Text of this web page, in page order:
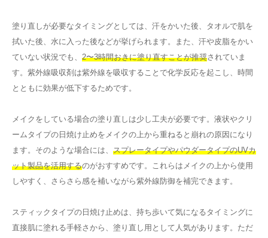
塗り直しが必要なタイミングとしては、汗をかいた後、タオルで肌を
拭いた後、水に入った後などが挙げられます。また、汗や皮脂をかい
ていない状況でも、 2〜3時間おきに塗り直すことが推奨されていま
す。紫外線吸収剤は紫外線を吸収することで化学反応を起こし、時間
とともに効果が低下するためです。
メイクをしている場合の塗り直しは少し工夫が必要です。液状やクリ
ームタイプの日焼け止めをメイクの上から重ねると崩れの原因になり
ます。そのような場合には、 スプレータイプやパウダータイプのUVカ
ット製品を活用するのがおすすめです。これらはメイクの上から使用
しやすく、さらさら感を補いながら紫外線防御を補完できます。
スティックタイプの日焼け止めは、持ち歩いて気になるタイミングに
直接肌に塗れる手軽さから、塗り直し用として人気があります。ただ